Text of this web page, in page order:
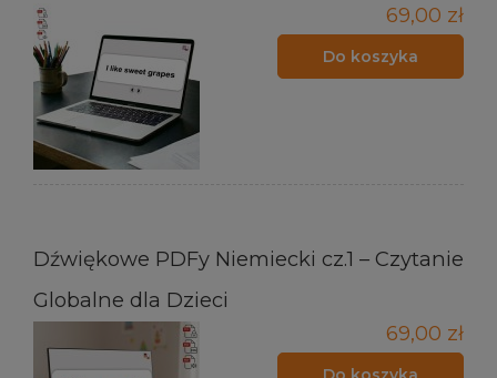
69,00 zł
Do koszyka
Dźwiękowe PDFy Niemiecki cz.1 – Czytanie
Globalne dla Dzieci
69,00 zł